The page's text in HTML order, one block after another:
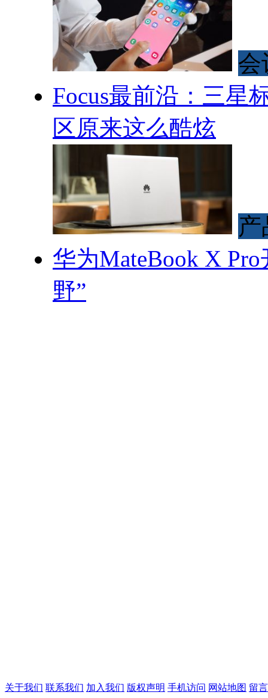
会
Focus最前沿：三星
区原来这么酷炫
产
华为MateBook X
野”
关于我们 联系我们 加入我们 版权声明 手机访问 网站地图 留